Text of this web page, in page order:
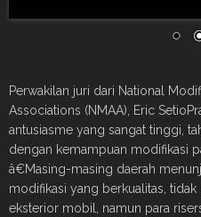
Perwakilan juri dari National
Associations (NMAA), Eric
antusiasme yang sangat tinggi,
dengan kemampuan modifikasi
â€Masing-masing daerah
modifikasi yang berkualitas,
eksterior mobil, namun para